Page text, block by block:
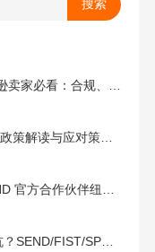
2026 年跨境电商最新政策解读｜亚马逊卖家必看：合规、成本与物流新机遇
美国海运、关税、亚马逊FBA费用最新政策解读与应对策略（2026版）
专业FBA物流运输服务商 | 亚马逊 SEND 官方合作伙伴纽酷国际物流
2026亚马逊FBA头程物流怎么选不踩坑？SEND/FIST/SPN官方认证物流商，只有这家敢承诺“准达率第一”